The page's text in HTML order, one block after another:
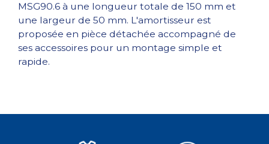
MSG90.6 à une longueur totale de 150 mm et
une largeur de 50 mm. L'amortisseur est
proposée en pièce détachée accompagné de
ses accessoires pour un montage simple et
rapide.